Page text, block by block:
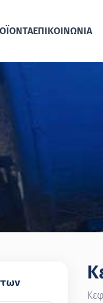
ΕΠΙΚΟΙΝΩΝΙΑ